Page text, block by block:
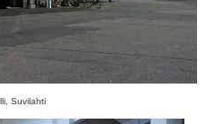
Suvilahti